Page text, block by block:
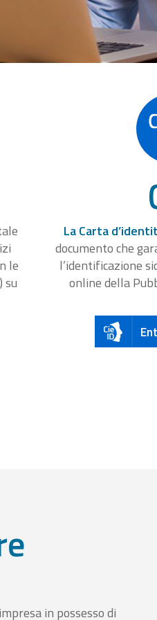
le
su
La Carta
documento che
l’identificazione
online della
in possesso di